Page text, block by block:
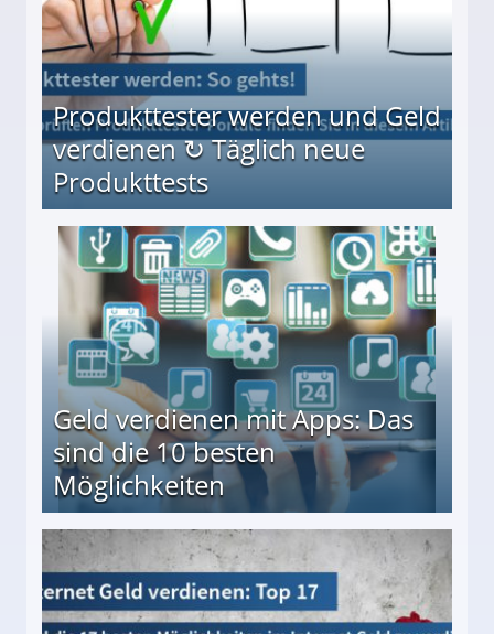
Produkttester werden und Geld
verdienen ↻ Täglich neue
Produkttests
↻ Täglich neue Produkttests
Geld verdienen mit Apps: Das
sind die 10 besten
Möglichkeiten
besten Möglichkeiten